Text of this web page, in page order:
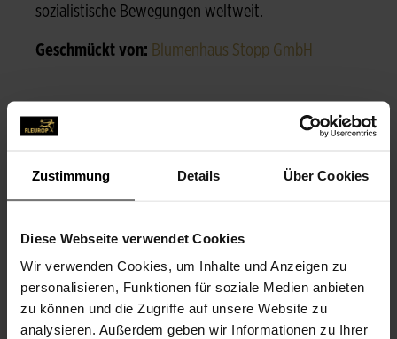
Zustimmung Details Über Cookies
Diese Webseite verwendet Cookies
Wir verwenden Cookies, um Inhalte und Anzeigen zu
personalisieren, Funktionen für soziale Medien anbieten
zu können und die Zugriffe auf unsere Website zu
analysieren. Außerdem geben wir Informationen zu Ihrer
sozialistische Bewegungen weltweit.
Geschmückt von: Blumenhaus Stopp GmbH